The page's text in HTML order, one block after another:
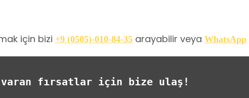
için bizi +9 (0505)-010-84-35 arayabilir veya WhatsApp
varan fırsatlar için bize ulaş!